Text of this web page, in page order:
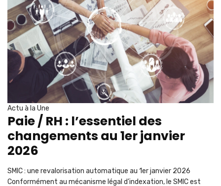
Actu à la Une
Paie / RH : l’essentiel des
changements au 1er janvier
2026
SMIC : une revalorisation automatique au 1er janvier 2026
Conformément au mécanisme légal d’indexation, le SMIC est